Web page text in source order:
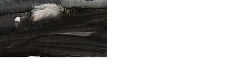
年11月17日－12月10日